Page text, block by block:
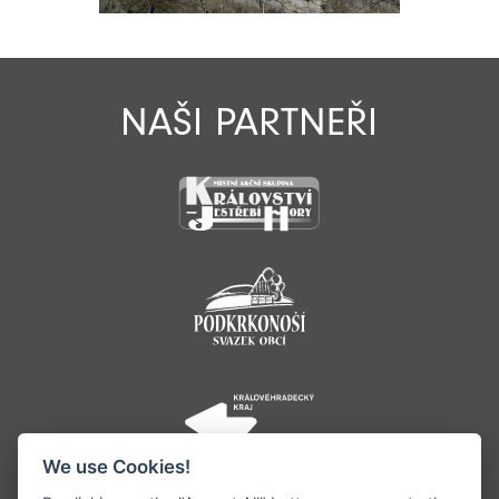
NAŠI PARTNEŘI
We use Cookies!